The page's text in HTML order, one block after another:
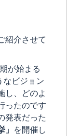
紹介させて
が始まる
なビジョン
し、どのよ
ったのです
発表だった
」 を開催し